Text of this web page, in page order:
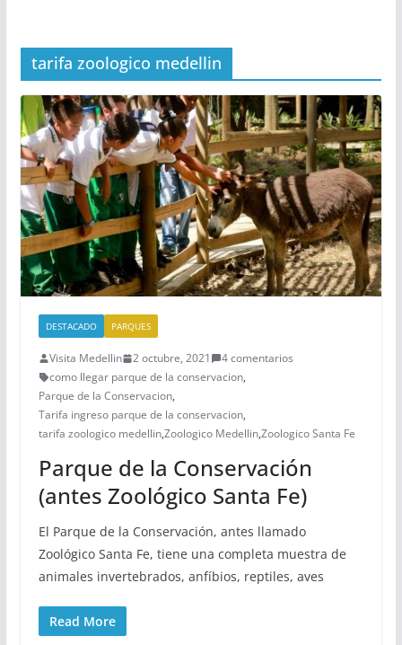
tarifa zoologico medellin
DESTACADO PARQUES
Visita Medellin 2 octubre, 2021
4 comentarios
como llegar parque de la conservacion,
Parque de la Conservacion,
Tarifa ingreso parque de la conservacion,
tarifa zoologico medellin,Zoologico Medellin,Zoologico Santa Fe
Parque de la Conservación
(antes Zoológico Santa Fe)
El Parque de la Conservación, antes llamado
Zoológico Santa Fe, tiene una completa muestra de
animales invertebrados, anfíbios, reptiles, aves
Read More